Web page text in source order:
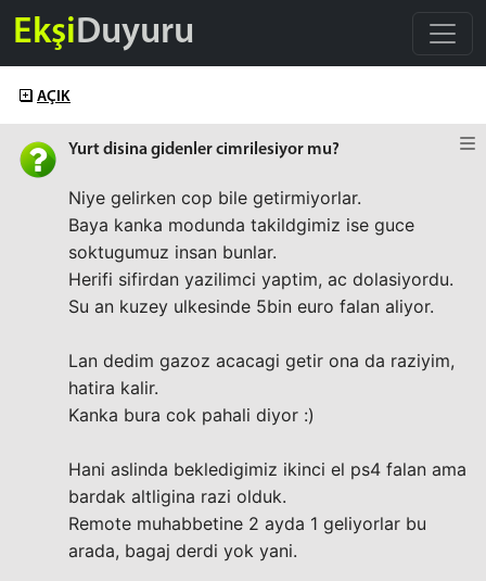
EkşiDuyuru
AÇIK
Yurt disina gidenler cimrilesiyor mu?
Niye gelirken cop bile getirmiyorlar.
Baya kanka modunda takildgimiz ise guce
soktugumuz insan bunlar.
Herifi sifirdan yazilimci yaptim, ac dolasiyordu.
Su an kuzey ulkesinde 5bin euro falan aliyor.
Lan dedim gazoz acacagi getir ona da raziyim,
hatira kalir.
Kanka bura cok pahali diyor :)
Hani aslinda bekledigimiz ikinci el ps4 falan ama
bardak altligina razi olduk.
Remote muhabbetine 2 ayda 1 geliyorlar bu
arada, bagaj derdi yok yani.